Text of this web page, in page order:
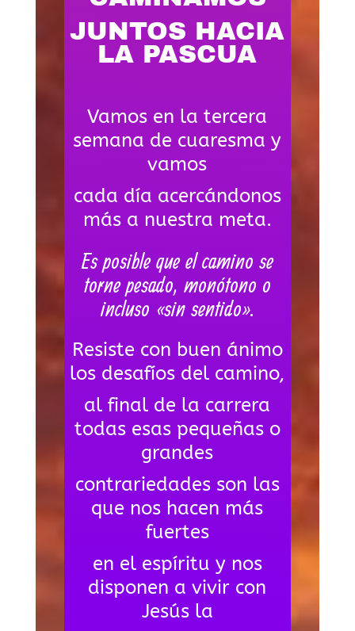
JUNTOS HACIA
LA PASCUA
Vamos en la tercera
semana de cuaresma y
vamos
cada día acercándonos
más a nuestra meta.
Es posible que el camino se
torne pesado, monótono o
incluso «sin sentido».
Resiste con buen ánimo
los desafíos del camino,
al final de la carrera
todas esas pequeñas o
grandes
contrariedades son las
que nos hacen más
fuertes
en el espíritu y nos
disponen a vivir con
Jesús la